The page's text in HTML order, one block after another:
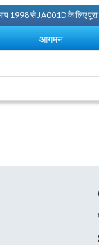
1998 से JA001D के लिए पूरा
आगमन